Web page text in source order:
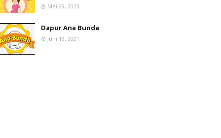
Mei 29, 2023
Dapur Ana Bunda
Juni 13, 2021